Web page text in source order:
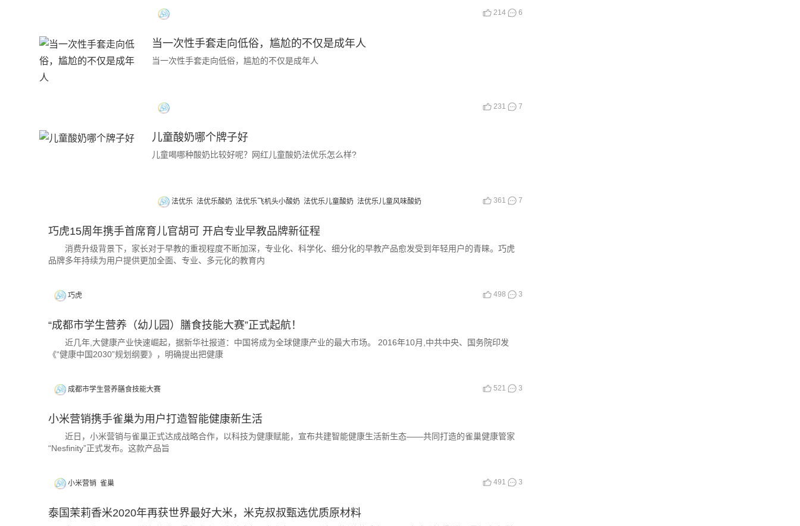
214 6
当一次性手套走向低俗，尴尬的不仅是成年人
当一次性手套走向低俗，尴尬的不仅是成年人
231 7
儿童酸奶哪个牌子好
儿童喝哪种酸奶比较好呢？网红儿童酸奶法优乐怎么样?
法优乐 法优乐酸奶 法优乐飞机头小酸奶 法优乐儿童酸奶 法优乐儿童风味酸奶 361 7
巧虎15周年携手首席育儿官胡可 开启专业早教品牌新征程
消费升级背景下，家长对于早教的重视程度不断加深，专业化、科学化、细分化的早教产品愈发受到年轻用户的青睐。巧虎
品牌多年持续为用户提供更加全面、专业、多元化的教育内
巧虎 498 3
“成都市学生营养（幼儿园）膳食技能大赛”正式起航！
近几年,大健康产业快速崛起，据新华社报道：中国将成为全球健康产业的最大市场。 2016年10月,中共中央、国务院印发
《“健康中国2030”规划纲要》，明确提出把健康
成都市学生营养膳食技能大赛 521 3
小米营销携手雀巢为用户打造智能健康新生活
近日，小米营销与雀巢正式达成战略合作，以科技为健康赋能，宣布共建智能健康生活新生态——共同打造的雀巢健康管家
“Nesfinity”正式发布。这款产品旨
小米营销 雀巢 491 3
泰国茉莉香米2020年再获世界最好大米，米克叔叔甄选优质原材料